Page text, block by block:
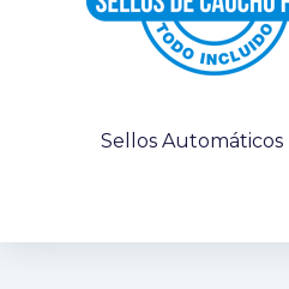
Sellos Automáticos